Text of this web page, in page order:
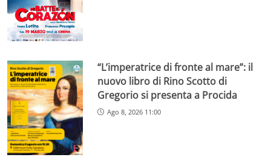
“L’imperatrice di fronte al mare”: il
nuovo libro di Rino Scotto di
Gregorio si presenta a Procida
Ago 8, 2026 11:00